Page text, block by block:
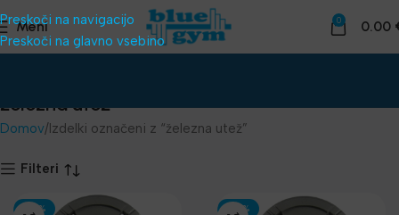
Preskoči na navigacijo
Preskoči na glavno vsebino
Meni 0 0.00
železna utež
Domov Izdelki označeni z “železna utež”
Filteri
-30% -30%